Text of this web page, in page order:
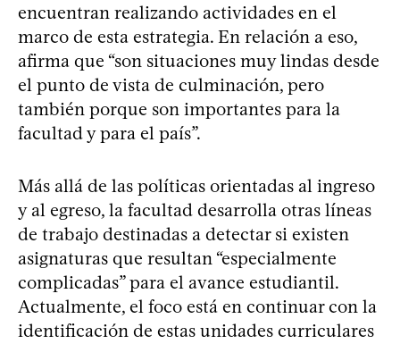
encuentran realizando actividades en el
marco de esta estrategia. En relación a eso,
afirma que “son situaciones muy lindas desde
el punto de vista de culminación, pero
también porque son importantes para la
facultad y para el país”.
Más allá de las políticas orientadas al ingreso
y al egreso, la facultad desarrolla otras líneas
de trabajo destinadas a detectar si existen
asignaturas que resultan “especialmente
complicadas” para el avance estudiantil.
Actualmente, el foco está en continuar con la
identificación de estas unidades curriculares